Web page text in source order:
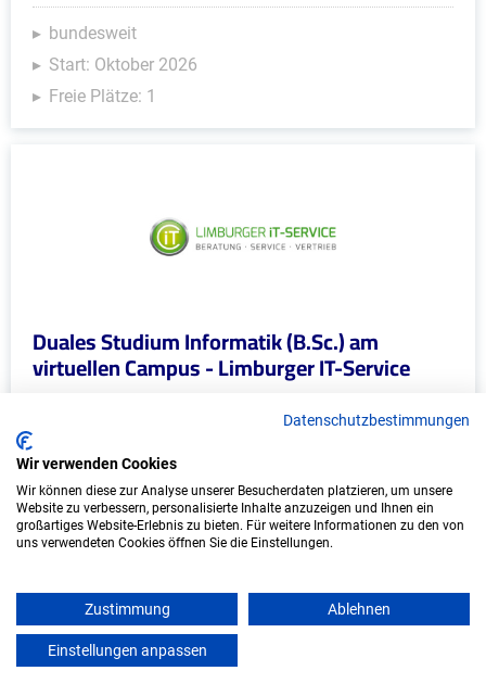
bundesweit
Start: Oktober 2026
Freie Plätze: 1
Duales Studium Informatik (B.Sc.) am
virtuellen Campus - Limburger IT-Service
(Internationale Hochschule)
bundesweit
Start: Oktober 2026
Datenschutzbestimmungen
Wir verwenden Cookies
Wir können diese zur Analyse unserer Besucherdaten platzieren, um unsere
Website zu verbessern, personalisierte Inhalte anzuzeigen und Ihnen ein
großartiges Website-Erlebnis zu bieten. Für weitere Informationen zu den von
uns verwendeten Cookies öffnen Sie die Einstellungen.
Zustimmung Ablehnen
Einstellungen anpassen